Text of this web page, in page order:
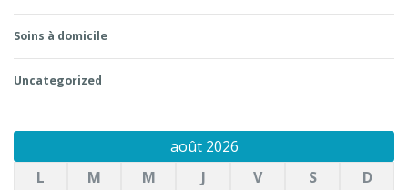
Soins à domicile
Uncategorized
août 2026
L
M M J V S
D